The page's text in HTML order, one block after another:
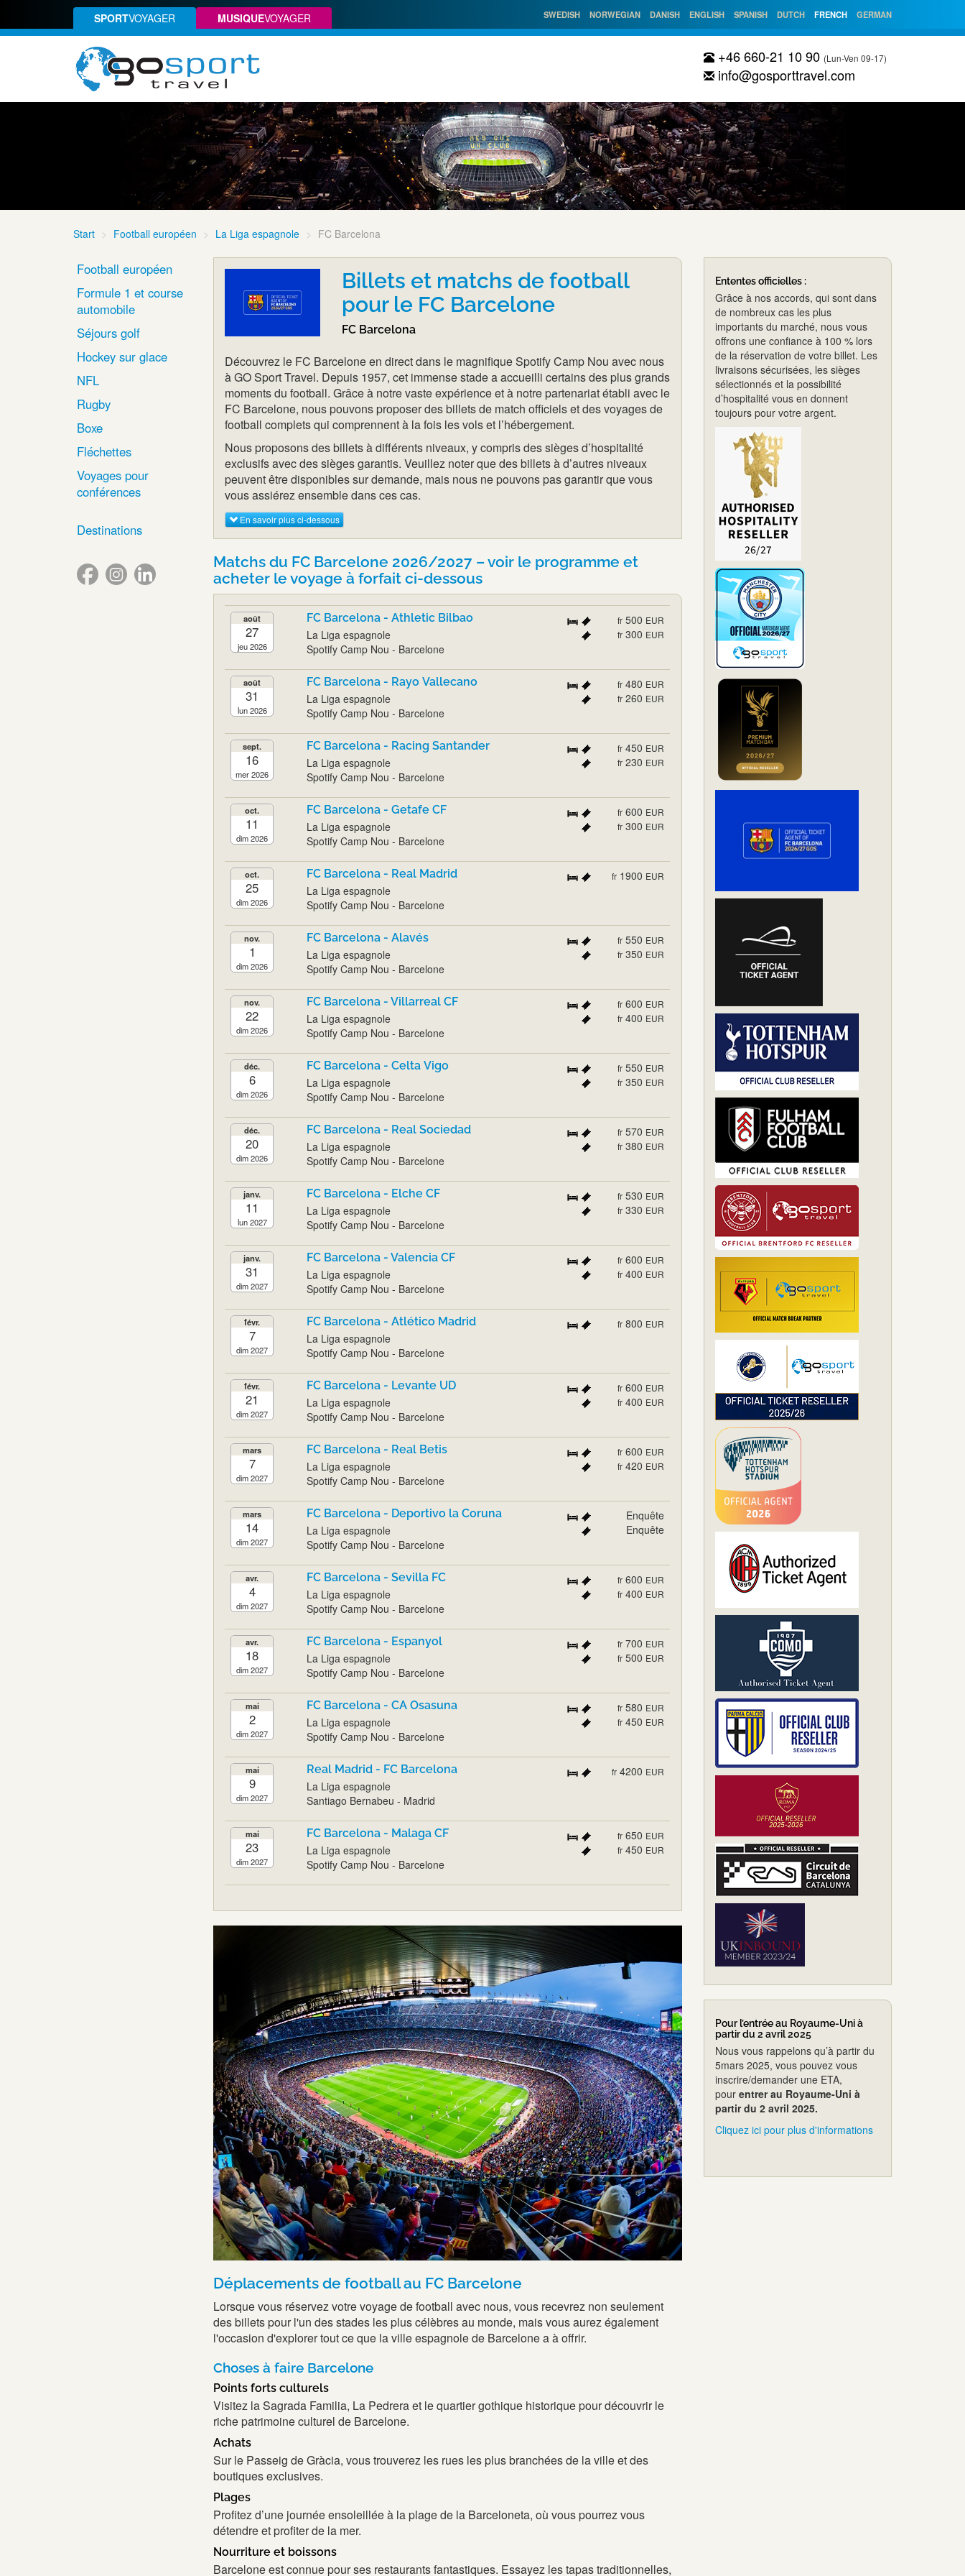
SPORTVOYAGER MUSIQUEVOYAGER SWEDISH NORWEGIAN DANISH ENGLISH SPANISH DUTCH FRENCH GERMAN
+46 660-21 10 90 (Lun-Ven 09-17)
info@gosporttravel.com
Start Football européen La Liga espagnole FC Barcelona
Football européen
Formule 1 et course
automobile
Séjours golf
Hockey sur glace
NFL
Rugby
Boxe
Fléchettes
Voyages pour
conférences
Destinations
Billets et matchs de football
pour le FC Barcelone
FC Barcelona
Découvrez le FC Barcelone en direct dans le magnifique Spotify Camp Nou avec nous
à GO Sport Travel. Depuis 1957, cet immense stade a accueilli certains des plus grands
moments du football. Grâce à notre vaste expérience et à notre partenariat établi avec le
FC Barcelone, nous pouvons proposer des billets de match officiels et des voyages de
football complets qui comprennent à la fois les vols et l’hébergement.
Nous proposons des billets à différents niveaux, y compris des sièges d’hospitalité
exclusifs avec des sièges garantis. Veuillez noter que des billets à d’autres niveaux
peuvent être disponibles sur demande, mais nous ne pouvons pas garantir que vous
vous assiérez ensemble dans ces cas.
En savoir plus ci-dessous
Matchs du FC Barcelone 2026/2027 – voir le programme et
acheter le voyage à forfait ci-dessous
août
27
jeu 2026
FC Barcelona - Athletic Bilbao
La Liga espagnole
Spotify Camp Nou - Barcelone
fr 500 EUR
fr 300 EUR
août
31
lun 2026
FC Barcelona - Rayo Vallecano
La Liga espagnole
Spotify Camp Nou - Barcelone
fr 480 EUR
fr 260 EUR
sept.
16
mer 2026
FC Barcelona - Racing Santander
La Liga espagnole
Spotify Camp Nou - Barcelone
fr 450 EUR
fr 230 EUR
oct.
11
dim 2026
FC Barcelona - Getafe CF
La Liga espagnole
Spotify Camp Nou - Barcelone
fr 600 EUR
fr 300 EUR
oct.
25
dim 2026
FC Barcelona - Real Madrid
La Liga espagnole
Spotify Camp Nou - Barcelone
fr 1900 EUR
nov.
1
dim 2026
FC Barcelona - Alavés
La Liga espagnole
Spotify Camp Nou - Barcelone
fr 550 EUR
fr 350 EUR
nov.
22
dim 2026
FC Barcelona - Villarreal CF
La Liga espagnole
Spotify Camp Nou - Barcelone
fr 600 EUR
fr 400 EUR
déc.
6
dim 2026
FC Barcelona - Celta Vigo
La Liga espagnole
Spotify Camp Nou - Barcelone
fr 550 EUR
fr 350 EUR
déc.
20
dim 2026
FC Barcelona - Real Sociedad
La Liga espagnole
Spotify Camp Nou - Barcelone
fr 570 EUR
fr 380 EUR
janv.
11
lun 2027
FC Barcelona - Elche CF
La Liga espagnole
Spotify Camp Nou - Barcelone
fr 530 EUR
fr 330 EUR
janv.
31
dim 2027
FC Barcelona - Valencia CF
La Liga espagnole
Spotify Camp Nou - Barcelone
fr 600 EUR
fr 400 EUR
févr.
7
dim 2027
FC Barcelona - Atlético Madrid
La Liga espagnole
Spotify Camp Nou - Barcelone
fr 800 EUR
févr.
21
dim 2027
FC Barcelona - Levante UD
La Liga espagnole
Spotify Camp Nou - Barcelone
fr 600 EUR
fr 400 EUR
mars
7
dim 2027
FC Barcelona - Real Betis
La Liga espagnole
Spotify Camp Nou - Barcelone
fr 600 EUR
fr 420 EUR
mars
14
dim 2027
FC Barcelona - Deportivo la Coruna
La Liga espagnole
Spotify Camp Nou - Barcelone
Enquête
Enquête
avr.
4
dim 2027
FC Barcelona - Sevilla FC
La Liga espagnole
Spotify Camp Nou - Barcelone
fr 600 EUR
fr 400 EUR
avr.
18
dim 2027
FC Barcelona - Espanyol
La Liga espagnole
Spotify Camp Nou - Barcelone
fr 700 EUR
fr 500 EUR
mai
2
dim 2027
FC Barcelona - CA Osasuna
La Liga espagnole
Spotify Camp Nou - Barcelone
fr 580 EUR
fr 450 EUR
mai
9
dim 2027
Real Madrid - FC Barcelona
La Liga espagnole
Santiago Bernabeu - Madrid
fr 4200 EUR
mai
23
dim 2027
FC Barcelona - Malaga CF
La Liga espagnole
Spotify Camp Nou - Barcelone
fr 650 EUR
fr 450 EUR
Déplacements de football au FC Barcelone
Lorsque vous réservez votre voyage de football avec nous, vous recevrez non seulement
des billets pour l'un des stades les plus célèbres au monde, mais vous aurez également
l'occasion d'explorer tout ce que la ville espagnole de Barcelone a à offrir.
Choses à faire Barcelone
Points forts culturels
Visitez la Sagrada Familia, La Pedrera et le quartier gothique historique pour découvrir le
riche patrimoine culturel de Barcelone.
Achats
Sur le Passeig de Gràcia, vous trouverez les rues les plus branchées de la ville et des
boutiques exclusives.
Plages
Profitez d’une journée ensoleillée à la plage de la Barceloneta, où vous pourrez vous
détendre et profiter de la mer.
Nourriture et boissons
Barcelone est connue pour ses restaurants fantastiques. Essayez les tapas traditionnelles,
Ententes officielles :
Grâce à nos accords, qui sont dans
de nombreux cas les plus
importants du marché, nous vous
offrons une confiance à 100 % lors
de la réservation de votre billet. Les
livraisons sécurisées, les sièges
sélectionnés et la possibilité
d’hospitalité vous en donnent
toujours pour votre argent.
Pour l’entrée au Royaume-Uni à
partir du 2 avril 2025
Nous vous rappelons qu’à partir du
5mars 2025, vous pouvez vous
inscrire/demander une ETA,
pour entrer au Royaume-Uni à
partir du 2 avril 2025.
Cliquez ici pour plus d'informations